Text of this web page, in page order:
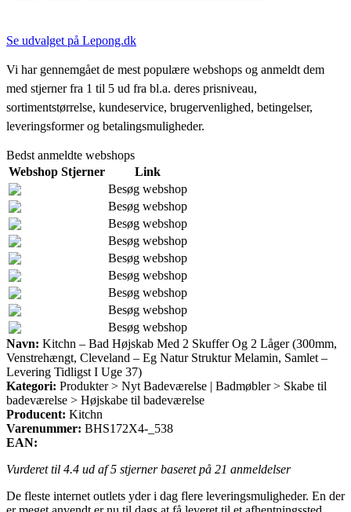
Se udvalget på Lepong.dk
Vi har gennemgået de mest populære webshops og anmeldt dem
med stjerner fra 1 til 5 ud fra bl.a. deres prisniveau,
sortimentstørrelse, kundeservice, brugervenlighed, betingelser,
leveringsformer og betalingsmuligheder.
Bedst anmeldte webshops
Webshop Stjerner
Link
Besøg webshop
Besøg webshop
Besøg webshop
Besøg webshop
Besøg webshop
Besøg webshop
Besøg webshop
Besøg webshop
Besøg webshop
Navn: Kitchn – Bad Højskab Med 2 Skuffer Og 2 Låger (300mm,
Venstrehængt, Cleveland – Eg Natur Struktur Melamin, Samlet –
Levering Tidligst I Uge 37)
Kategori: Produkter > Nyt Badeværelse | Badmøbler > Skabe til
badeværelse > Højskabe til badeværelse
Producent: Kitchn
Varenummer: BHS172X4-_538
EAN:
Vurderet til 4.4 ud af 5 stjerner baseret på 21 anmeldelser
De fleste internet outlets yder i dag flere leveringsmuligheder. En der